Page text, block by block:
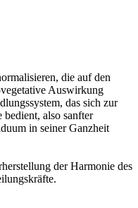
die auf den
Auswirkung
das sich zur
also sanfter
in seiner Ganzheit
der Harmonie des